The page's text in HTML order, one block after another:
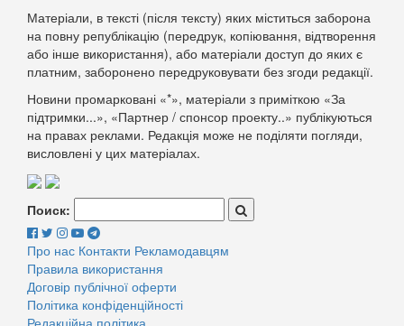
Матеріали, в тексті (після тексту) яких міститься заборона
на повну републікацію (передрук, копіювання, відтворення
або інше використання), або матеріали доступ до яких є
платним, заборонено передруковувати без згоди редакції.
Новини промарковані «*», матеріали з приміткою «За
підтримки...», «Партнер / спонсор проекту..» публікуються
на правах реклами. Редакція може не поділяти погляди,
висловлені у цих матеріалах.
Поиск:
Про нас Контакти Рекламодавцям
Правила використання
Договір публічної оферти
Політика конфіденційності